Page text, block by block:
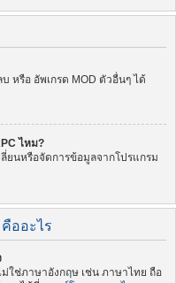
หรือ อัพเกรด MOD ตัวอื่นๆ ได้
ไหม?
ยนหรือจัดการข้อมูลจากโปรแกรม
ออะไร
ใช่ภาษาอังกฤษ เช่น ภาษาไทย ถือ